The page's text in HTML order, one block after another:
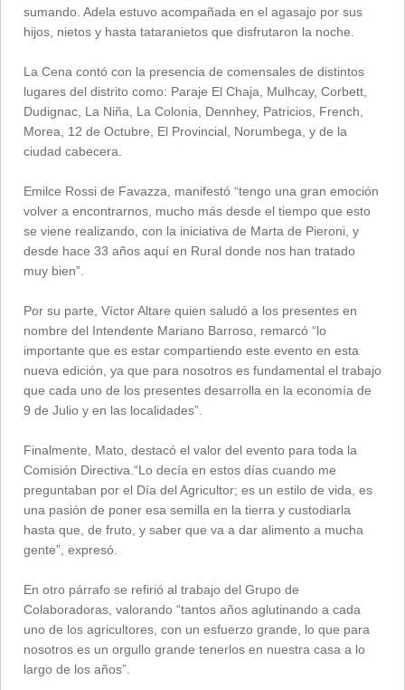
sumando. Adela estuvo acompañada en el agasajo por sus
hijos, nietos y hasta tataranietos que disfrutaron la noche.
La Cena contó con la presencia de comensales de distintos
lugares del distrito como: Paraje El Chaja, Mulhcay, Corbett,
Dudignac, La Niña, La Colonia, Dennhey, Patricios, French,
Morea, 12 de Octubre, El Provincial, Norumbega, y de la
ciudad cabecera.
Emilce Rossi de Favazza, manifestó “tengo una gran emoción
volver a encontrarnos, mucho más desde el tiempo que esto
se viene realizando, con la iniciativa de Marta de Pieroni, y
desde hace 33 años aquí en Rural donde nos han tratado
muy bien”.
Por su parte, Víctor Altare quien saludó a los presentes en
nombre del Intendente Mariano Barroso, remarcó “lo
importante que es estar compartiendo este evento en esta
nueva edición, ya que para nosotros es fundamental el trabajo
que cada uno de los presentes desarrolla en la economía de
9 de Julio y en las localidades”.
Finalmente, Mato, destacó el valor del evento para toda la
Comisión Directiva.“Lo decía en estos días cuando me
preguntaban por el Día del Agricultor; es un estilo de vida, es
una pasión de poner esa semilla en la tierra y custodiarla
hasta que, de fruto, y saber que va a dar alimento a mucha
gente”, expresó.
En otro párrafo se refirió al trabajo del Grupo de
Colaboradoras, valorando “tantos años aglutinando a cada
uno de los agricultores, con un esfuerzo grande, lo que para
nosotros es un orgullo grande tenerlos en nuestra casa a lo
largo de los años”.